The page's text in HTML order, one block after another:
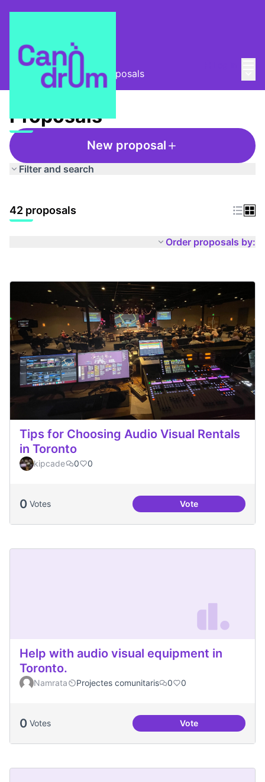
Taula Comunitària / Proposals
Proposals
New proposal
Filter and search
42 proposals
Order proposals by:
Tips for Choosing Audio Visual Rentals
in Toronto
kipcade 0 0
0 Votes VoteTips for Choosing
Help with audio visual equipment in
Toronto.
Namrata Projectes comunitaris 0 0
0 Votes VoteHelp with audio